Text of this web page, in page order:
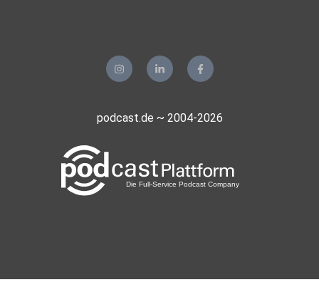
podcast.de ~ 2004-2026